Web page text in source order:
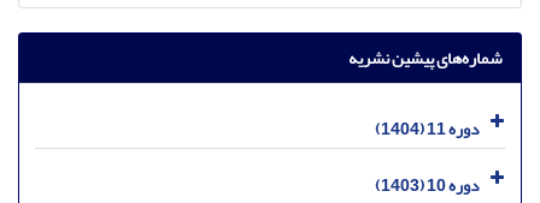
شماره‌های پیشین نشریه
دوره 11 (1404)
دوره 10 (1403)